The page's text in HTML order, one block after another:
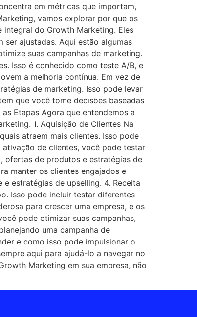
em métricas que importam,
vamos explorar por que os
integral do Growth Marketing. Eles
ajustadas. Aqui estão algumas
suas campanhas de marketing.
Isso é conhecido como teste A/B, e
a melhoria contínua. Em vez de
de marketing. Isso pode levar
que você tome decisões baseadas
Etapas Agora que entendemos a
1. Aquisição de Clientes Na
atraem mais clientes. Isso pode
de clientes, você pode testar
ofertas de produtos e estratégias de
manter os clientes engajados e
estratégias de upselling. 4. Receita
Isso pode incluir testar diferentes
para crescer uma empresa, e os
pode otimizar suas campanhas,
uma campanha de
e como isso pode impulsionar o
aqui para ajudá-lo a navegar no
Marketing em sua empresa, não